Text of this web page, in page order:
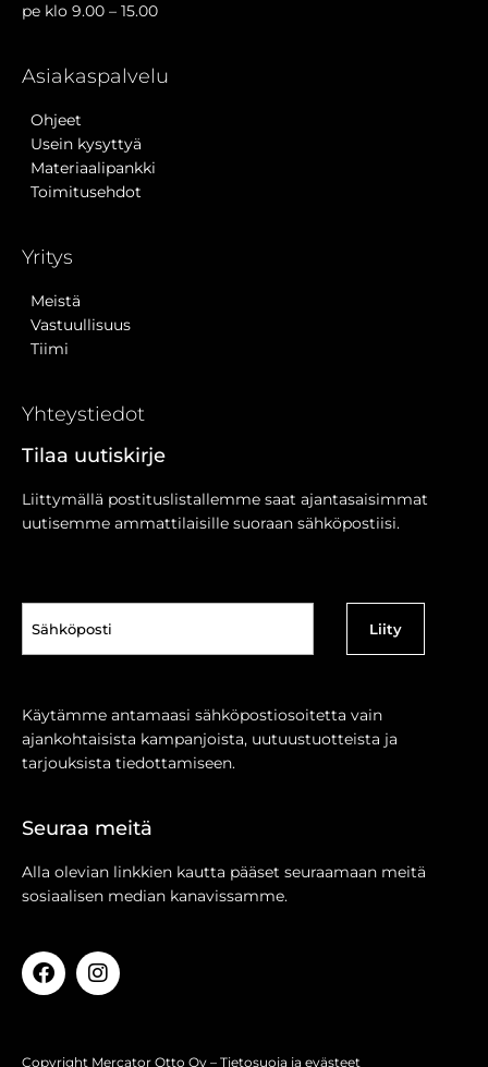
pe klo 9.00 – 15.00
Asiakaspalvelu
Ohjeet
Usein kysyttyä
Materiaalipankki
Toimitusehdot
Yritys
Meistä
Vastuullisuus
Tiimi
Yhteystiedot
Tilaa uutiskirje
Liittymällä postituslistallemme saat ajantasaisimmat
uutisemme ammattilaisille suoraan sähköpostiisi.
(Pakollinen)
Käytämme antamaasi sähköpostiosoitetta vain
ajankohtaisista kampanjoista, uutuustuotteista ja
tarjouksista tiedottamiseen.
Seuraa meitä
Alla olevian linkkien kautta pääset seuraamaan meitä
sosiaalisen median kanavissamme.
Copyright Mercator Otto Oy – Tietosuoja ja evästeet